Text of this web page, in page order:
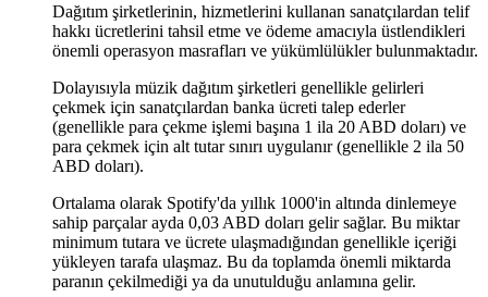
Dağıtım şirketlerinin, hizmetlerini kullanan sanatçılardan telif
hakkı ücretlerini tahsil etme ve ödeme amacıyla üstlendikleri
önemli operasyon masrafları ve yükümlülükler bulunmaktadır.
Dolayısıyla müzik dağıtım şirketleri genellikle gelirleri
çekmek için sanatçılardan banka ücreti talep ederler
(genellikle para çekme işlemi başına 1 ila 20 ABD doları) ve
para çekmek için alt tutar sınırı uygulanır (genellikle 2 ila 50
ABD doları).
Ortalama olarak Spotify'da yıllık 1000'in altında dinlemeye
sahip parçalar ayda 0,03 ABD doları gelir sağlar. Bu miktar
minimum tutara ve ücrete ulaşmadığından genellikle içeriği
yükleyen tarafa ulaşmaz. Bu da toplamda önemli miktarda
paranın çekilmediği ya da unutulduğu anlamına gelir.